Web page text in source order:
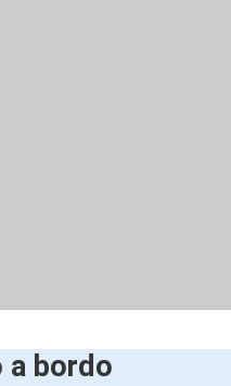
a bordo